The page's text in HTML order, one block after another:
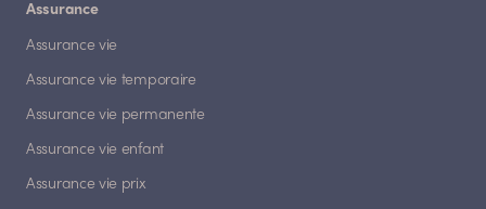
Assurance
Assurance vie
Assurance vie temporaire
Assurance vie permanente
Assurance vie enfant
Assurance vie prix